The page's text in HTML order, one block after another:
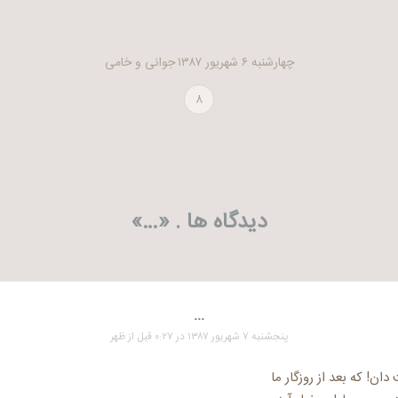
چهارشنبه ۶ شهریور ۱۳۸۷
جوانی و خامی
۸
دیدگاه ها . «…
»
...
پنجشنبه ۷ شهریور ۱۳۸۷ در ۰:۲۷ قبل از ظهر
که بعد از روزگار ما